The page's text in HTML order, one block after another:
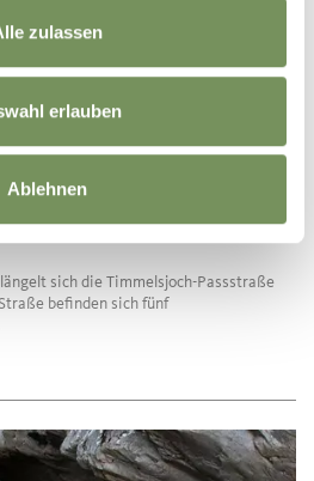
zulassen
erlauben
Ablehnen
– ARCHITEKTUR
sich die Timmelsjoch-Passstraße
befinden sich fünf